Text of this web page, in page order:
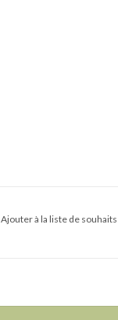
Ajouter à la liste de souhaits